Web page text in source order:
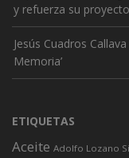
y refuerza su
Jesús Cuadros
Memoria’
ETIQUETAS
Aceite Adolfo Lozano